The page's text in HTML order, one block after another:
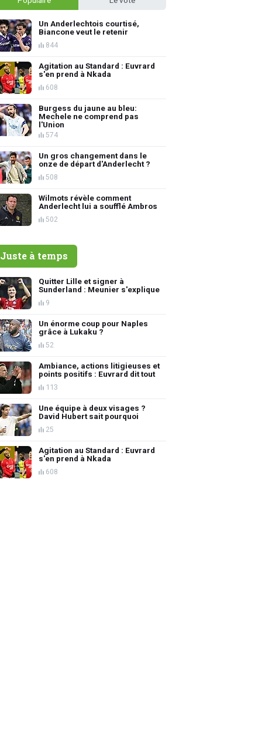
Un Anderlechtois courtisé,
Biancone veut le retenir
844
Agitation au Standard : Euvrard
s'en prend à Nkada
608
Burgess du jaune au bleu:
Mechele ne comprend pas
l'Union
574
Un gros changement dans le
onze de départ d'Anderlecht ?
508
Wilmots révèle comment
Anderlecht lui a soufflé Ambros
502
Juste à temps
Quitter Lille et signer à
Sunderland : Meunier s'explique
9
Un énorme coup pour Naples
grâce à Lukaku ?
52
Ambiance, actions litigieuses et
points positifs : Euvrard dit tout
113
Une équipe à deux visages ?
David Hubert sait pourquoi
25
Agitation au Standard : Euvrard
s'en prend à Nkada
608